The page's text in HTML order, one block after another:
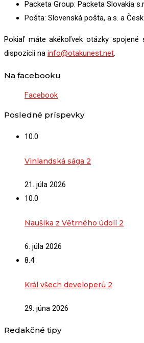
Packeta Group: Packeta Slovakia
Pošta: Slovenská pošta, a.s. a
Pokiaľ máte akékoľvek otázky spojené
dispozícii na info@otakunest.net.
Na facebooku
Facebook
Posledné príspevky
10.0
Vinlandská sága 2
21. júla 2026
10.0
Naušika z Větrného údolí 2
6. júla 2026
8.4
Král všech developerů 2
29. júna 2026
Redakčné tipy